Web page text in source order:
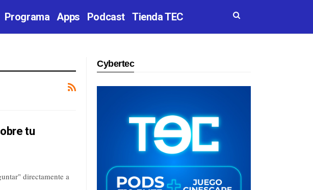
Programa Apps Podcast Tienda TEC
tu
directamente a
Cybertec